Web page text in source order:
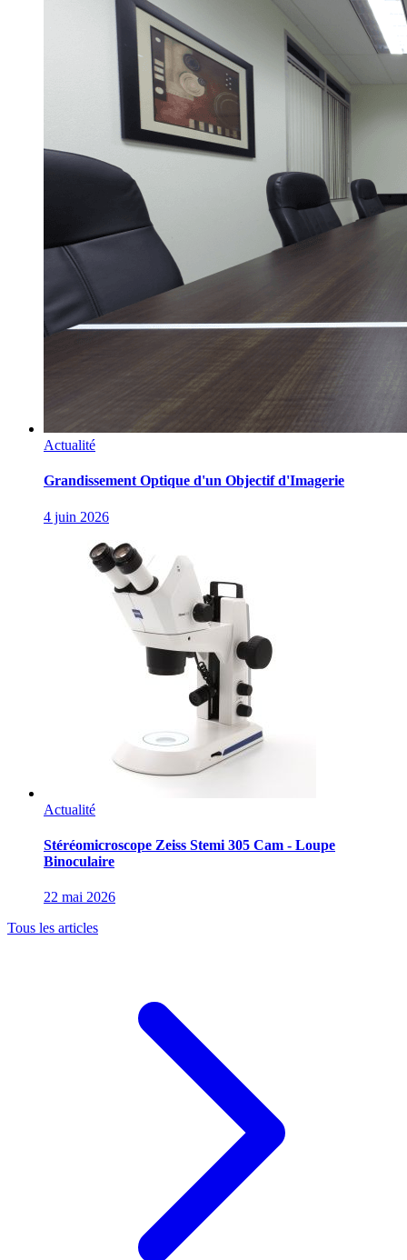
Actualité
Grandissement Optique d'un Objectif d'Imagerie
4 juin 2026
Actualité
Stéréomicroscope Zeiss Stemi 305 Cam - Loupe
Binoculaire
22 mai 2026
Tous les articles